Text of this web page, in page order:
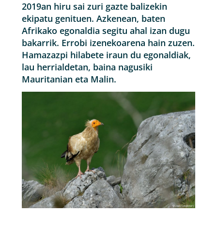
2019an hiru sai zuri gazte balizekin
ekipatu genituen. Azkenean, baten
Afrikako egonaldia segitu ahal izan dugu
bakarrik. Errobi izenekoarena hain zuzen.
Hamazazpi hilabete iraun du egonaldiak,
lau herrialdetan, baina nagusiki
Mauritanian eta Malin.